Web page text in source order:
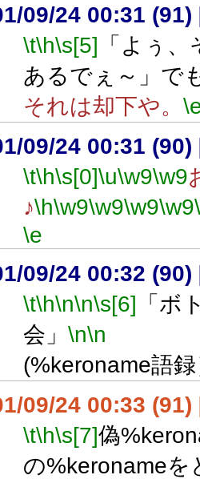
09/24 00:31 (91)
\t\h\s[5] 「よぅ
あるでぇ～」で
それは却下や。
09/24 00:31 (90)
\t\h\s[0]\u\w9\w9
♪\h\w9\w9\w9\w9
\e
09/24 00:32 (90)
\t\h\n\n\s[6] 「ボ
会」 \n\n
(%keroname語
09/24 00:33 (91)
\t\h\s[7]偽
の%keronameを